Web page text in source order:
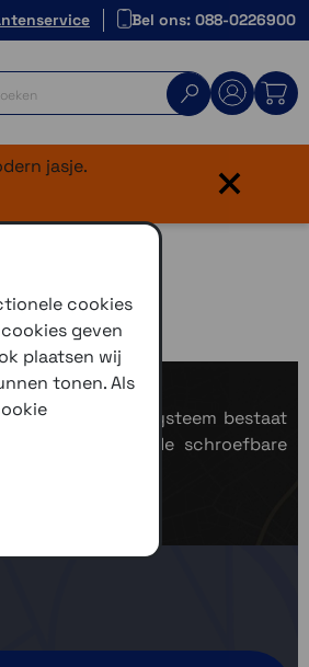
Bel ons: 088-0226900
jasje.
×
Mount. Het systeem bestaat
of een van de schroefbare
cookies
geven
plaatsen wij
tonen. Als